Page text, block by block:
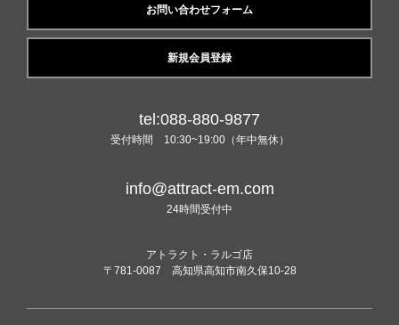
お問い合わせフォーム
新規会員登録
tel:088-880-9877
受付時間 10:30~19:00（年中無休）
info@attract-em.com
24時間受付中
アトラクト・ラルゴ店
〒781-0087 高知県高知市南久保10-28